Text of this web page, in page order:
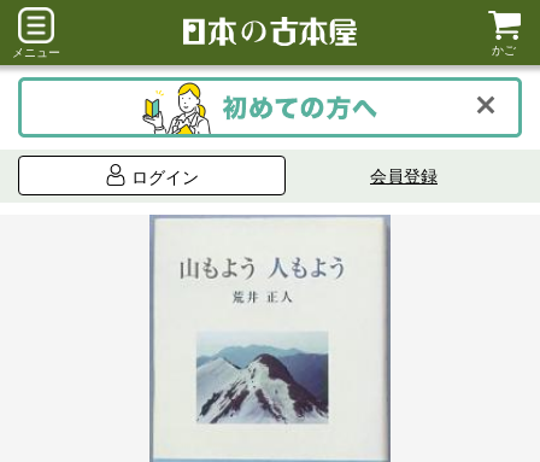
メニュー かご
ログイン 会員登録